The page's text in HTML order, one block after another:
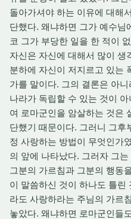
돌아가셔야 하는 이유에 대해
단했다. 왜냐하면 그가 예수님
코 그가 부당한 일을 한 적이
자신은 자신에 대해서 많이 생
분하에 자신이 저지르고 있는
가를 말이다. 그의 결론은 아
나라가 독립할 수 있는 것이
여 로마군인을 암살하는 것은
단했기 때문이다. 그러니 그후
정 사랑하는 방법이 무엇인가
의 앞에 나타났다. 그러자 그
그분의 가르침과 그분의 행동
이 말씀하신 것이 하나도 틀린
라도 사랑하라는 주님의 가르
놓았다. 왜냐하면 로마군인들